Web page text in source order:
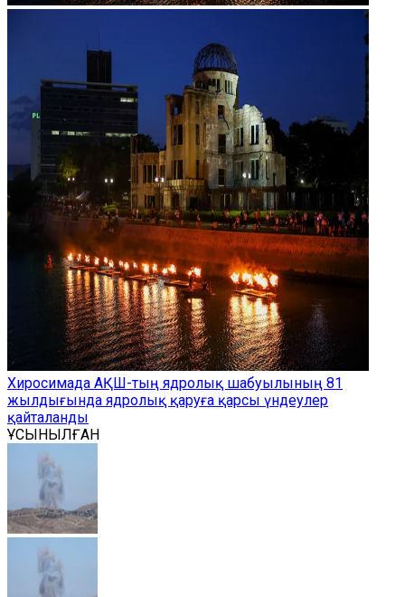
Хиросимада АҚШ-тың ядролық шабуылының 81
жылдығында ядролық қаруға қарсы үндеулер
қайталанды
ҰСЫНЫЛҒАН